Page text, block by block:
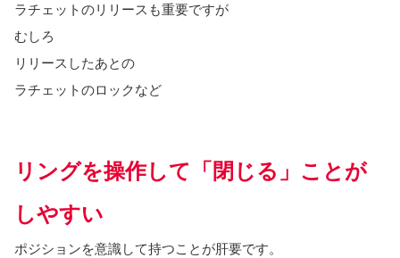
ラチェットのリリースも重要ですが
むしろ
リリースしたあとの
ラチェットのロックなど
リングを操作して「閉じる」ことが
しやすい
ポジションを意識して持つことが肝要です。